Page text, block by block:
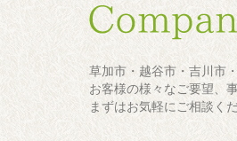
草加市・越谷市・吉川市
お客様の様々なご要望、
まずはお気軽にご相談くだ